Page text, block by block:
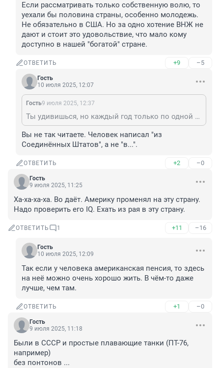
Если рассматривать только собственную волю, то
уехали бы половина страны, особенно молодежь.
Не обязательно в США. Но за одно хотение ВНЖ не
дают и стоит это удовольствие, что мало кому
доступно в нашей "богатой" стране.
ОТВЕТИТЬ +9 –5
Гость
10 июля 2025, 12:07
Гость9 июля 2025, 12:37
Ты удивишься, но каждый год только по одной лотерее Грин карты уезжает 50 тыс человек. И ещё куча других виз: талантов, рабочих, NIW, по учёбе....
Вы не так читаете. Человек написал "из
Соединённых Штатов", а не "в...".
ОТВЕТИТЬ +2 –0
Гость
9 июля 2025, 11:25
Ха-ха-ха-ха. Во даёт. Америку променял на эту страну.
Надо проверить его IQ. Ехать из рая в эту страну.
ОТВЕТИТЬ 1 +11 –16
Гость
10 июля 2025, 12:09
Так если у человека американская пенсия, то здесь
на неё можно очень хорошо жить. В чём-то даже
лучше, чем там.
ОТВЕТИТЬ +1 –0
Гость
9 июля 2025, 11:18
Были в СССР и простые плавающие танки (ПТ-76,
например)
без понтонов ...